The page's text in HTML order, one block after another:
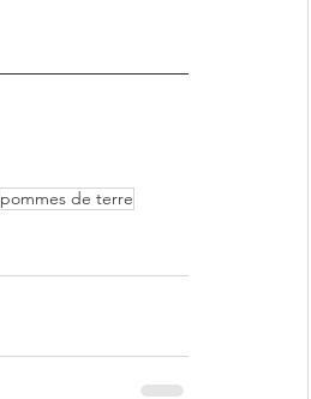
pommes de terre